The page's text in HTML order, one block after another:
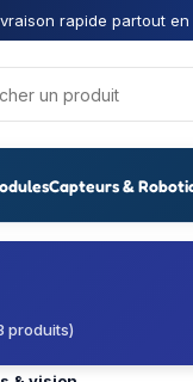
rapide partout en
Capteurs &
produits)